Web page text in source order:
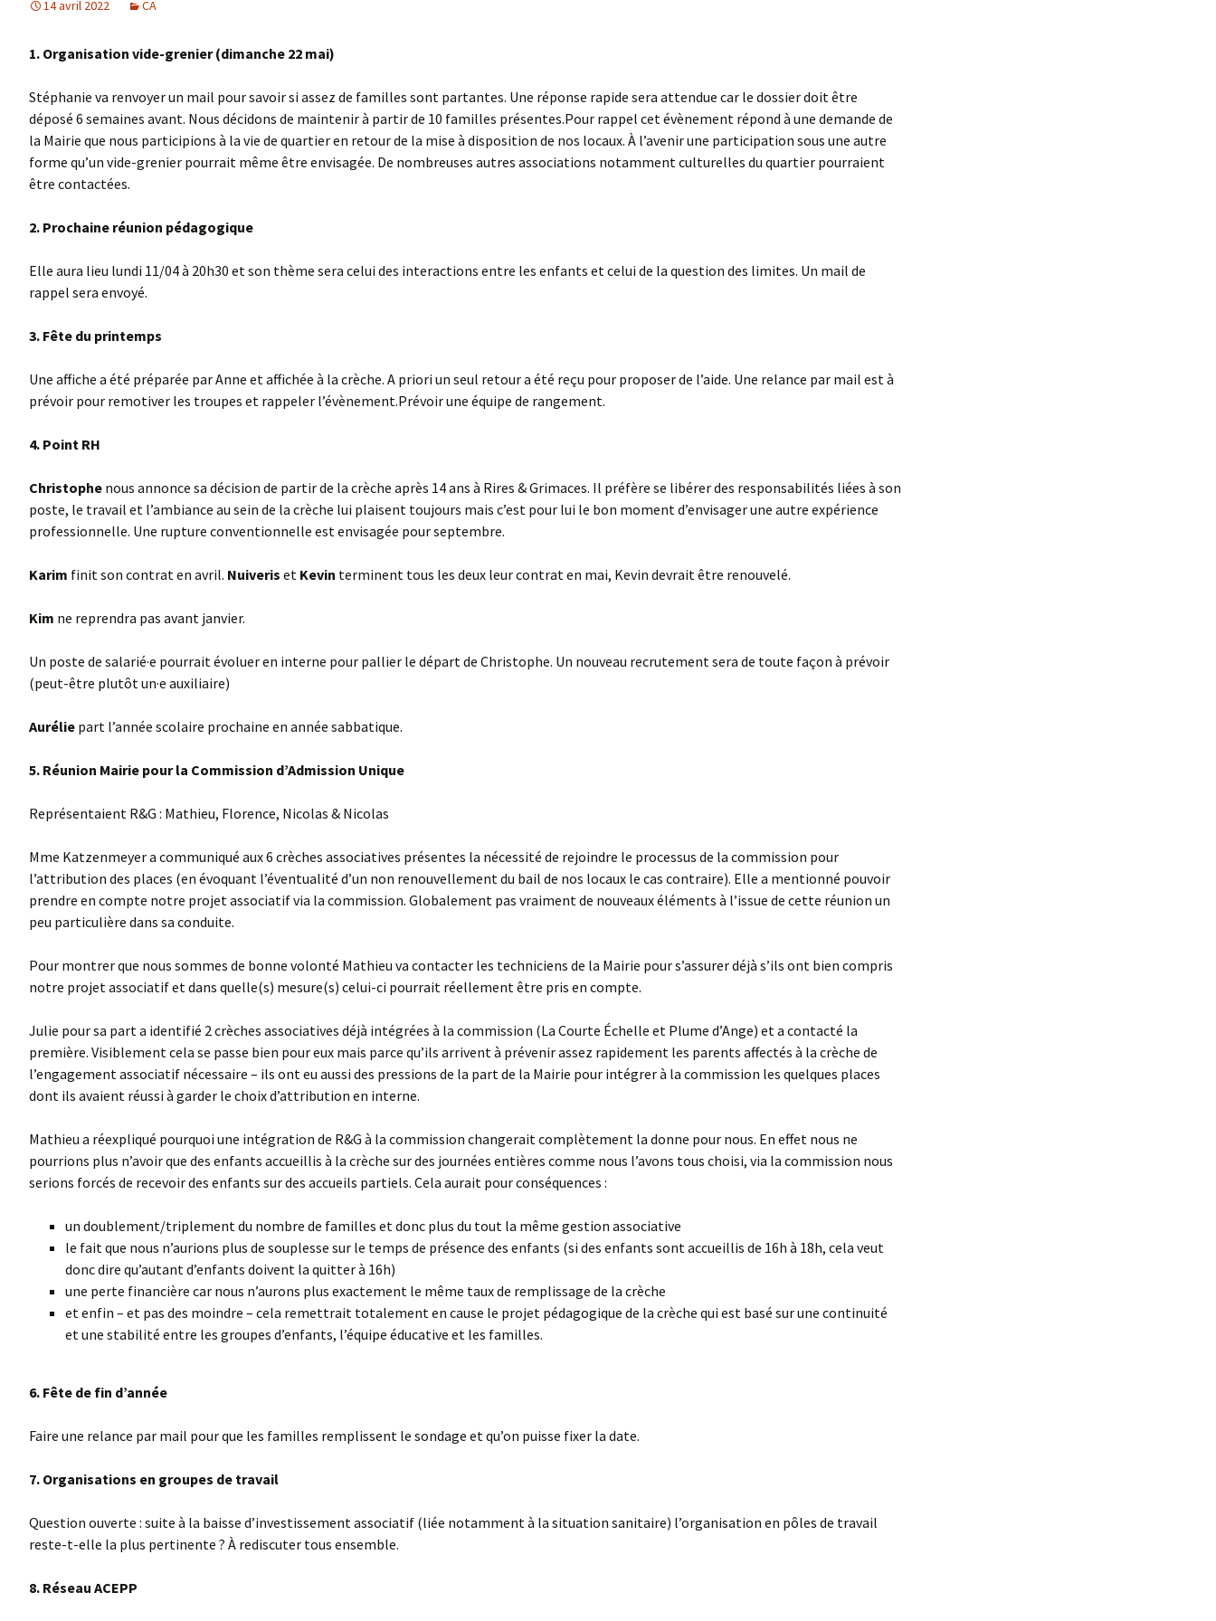
14 avril 2022 CA
1. Organisation vide-grenier (dimanche 22 mai)
Stéphanie va renvoyer un mail pour savoir si assez de familles sont partantes. Une réponse rapide sera attendue car le dossier doit être
déposé 6 semaines avant. Nous décidons de maintenir à partir de 10 familles présentes.Pour rappel cet évènement répond à une demande de
la Mairie que nous participions à la vie de quartier en retour de la mise à disposition de nos locaux. À l’avenir une participation sous une autre
forme qu’un vide-grenier pourrait même être envisagée. De nombreuses autres associations notamment culturelles du quartier pourraient
être contactées.
2. Prochaine réunion pédagogique
Elle aura lieu lundi 11/04 à 20h30 et son thème sera celui des interactions entre les enfants et celui de la question des limites. Un mail de
rappel sera envoyé.
3. Fête du printemps
Une affiche a été préparée par Anne et affichée à la crèche. A priori un seul retour a été reçu pour proposer de l’aide. Une relance par mail est à
prévoir pour remotiver les troupes et rappeler l’évènement.Prévoir une équipe de rangement.
4. Point RH
Christophe nous annonce sa décision de partir de la crèche après 14 ans à Rires & Grimaces. Il préfère se libérer des responsabilités liées à son
poste, le travail et l’ambiance au sein de la crèche lui plaisent toujours mais c’est pour lui le bon moment d’envisager une autre expérience
professionnelle. Une rupture conventionnelle est envisagée pour septembre.
Karim finit son contrat en avril. Nuiveris et Kevin terminent tous les deux leur contrat en mai, Kevin devrait être renouvelé.
Kim ne reprendra pas avant janvier.
Un poste de salarié·e pourrait évoluer en interne pour pallier le départ de Christophe. Un nouveau recrutement sera de toute façon à prévoir
(peut-être plutôt un·e auxiliaire)
Aurélie part l’année scolaire prochaine en année sabbatique.
5. Réunion Mairie pour la Commission d’Admission Unique
Représentaient R&G : Mathieu, Florence, Nicolas & Nicolas
Mme Katzenmeyer a communiqué aux 6 crèches associatives présentes la nécessité de rejoindre le processus de la commission pour
l’attribution des places (en évoquant l’éventualité d’un non renouvellement du bail de nos locaux le cas contraire). Elle a mentionné pouvoir
prendre en compte notre projet associatif via la commission. Globalement pas vraiment de nouveaux éléments à l’issue de cette réunion un
peu particulière dans sa conduite.
Pour montrer que nous sommes de bonne volonté Mathieu va contacter les techniciens de la Mairie pour s’assurer déjà s’ils ont bien compris
notre projet associatif et dans quelle(s) mesure(s) celui-ci pourrait réellement être pris en compte.
Julie pour sa part a identifié 2 crèches associatives déjà intégrées à la commission (La Courte Échelle et Plume d’Ange) et a contacté la
première. Visiblement cela se passe bien pour eux mais parce qu’ils arrivent à prévenir assez rapidement les parents affectés à la crèche de
l’engagement associatif nécessaire – ils ont eu aussi des pressions de la part de la Mairie pour intégrer à la commission les quelques places
dont ils avaient réussi à garder le choix d’attribution en interne.
Mathieu a réexpliqué pourquoi une intégration de R&G à la commission changerait complètement la donne pour nous. En effet nous ne
pourrions plus n’avoir que des enfants accueillis à la crèche sur des journées entières comme nous l’avons tous choisi, via la commission nous
serions forcés de recevoir des enfants sur des accueils partiels. Cela aurait pour conséquences :
un doublement/triplement du nombre de familles et donc plus du tout la même gestion associative
le fait que nous n’aurions plus de souplesse sur le temps de présence des enfants (si des enfants sont accueillis de 16h à 18h, cela veut
donc dire qu’autant d’enfants doivent la quitter à 16h)
une perte financière car nous n’aurons plus exactement le même taux de remplissage de la crèche
et enfin – et pas des moindre – cela remettrait totalement en cause le projet pédagogique de la crèche qui est basé sur une continuité
et une stabilité entre les groupes d’enfants, l’équipe éducative et les familles.
6. Fête de fin d’année
Faire une relance par mail pour que les familles remplissent le sondage et qu’on puisse fixer la date.
7. Organisations en groupes de travail
Question ouverte : suite à la baisse d’investissement associatif (liée notamment à la situation sanitaire) l’organisation en pôles de travail
reste-t-elle la plus pertinente ? À rediscuter tous ensemble.
8. Réseau ACEPP